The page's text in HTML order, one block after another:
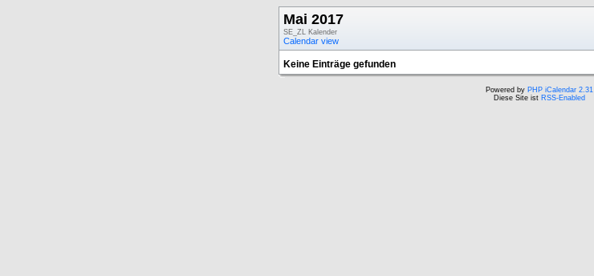
Mai 2017
SE_ZL Kalender
Calendar view
Keine Einträge gefunden
Powered by PHP iCalendar 2.31
Diese Site ist RSS-Enabled